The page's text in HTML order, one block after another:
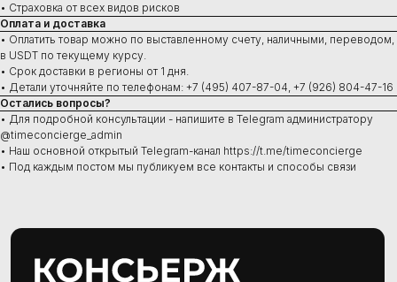
• Страховка от всех видов рисков
Оплата и доставка
• Оплатить товар можно по выставленному счету, наличными, переводом,
в USDT по текущему курсу.
• Срок доставки в регионы от 1 дня.
• Детали уточняйте по телефонам: +7 (495) 407-87-04, +7 (926) 804-47-16
Остались вопросы?
• Для подробной консультации - напишите в Telegram администратору
@timeconcierge_admin
• Наш основной открытый Telegram-канал https://t.me/timeconcierge
• Под каждым постом мы публикуем все контакты и способы связи
Сервис
Консультации ежедневно:
+7 (495) 407-84-07
Ремонт часов
Диагностика
Проверка на подлинность
Оценка
Сервисное обслуживание